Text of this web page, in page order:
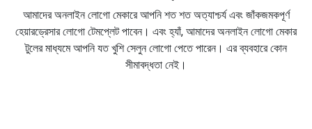
আমাদের অনলাইন লোগো মেকারে আপনি শত শত অত্যাশ্চর্য এবং জাঁকজমকপূর্ণ
হেয়ারড্রেসার লোগো টেমপ্লেট পাবেন। এবং হ্যাঁ, আমাদের অনলাইন লোগো মেকার
টুলের মাধ্যমে আপনি যত খুশি সেলুন লোগো পেতে পারেন। এর ব্যবহারে কোন
সীমাবদ্ধতা নেই।